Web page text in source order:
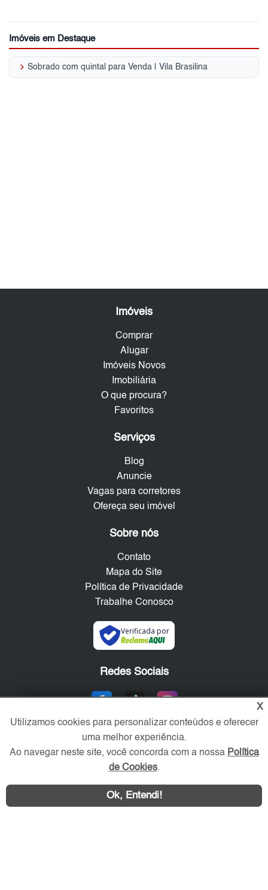
Imóveis em Destaque
keyboard_arrow_right Sobrado com quintal para Venda | Vila Brasilina
Imóveis
Comprar
Alugar
Imóveis Novos
Imobiliária
O que procura?
Favoritos
Serviços
Blog
Anuncie
Vagas para corretores
Ofereça seu imóvel
Sobre nós
Contato
Mapa do Site
Política de Privacidade
Trabalhe Conosco
Verificada por
Redes Sociais
Área exclusiva aos anunciantes,
acesse sua conta:
X
Utilizamos cookies para personalizar conteúdos e oferecer
uma melhor experiência.
Ao navegar neste site, você concorda com a nossa Política
de Cookies.
Ok, Entendi!